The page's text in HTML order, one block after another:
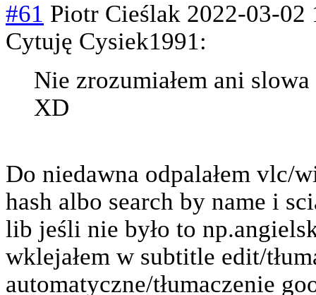
#61 Piotr Cieślak 2022-03-02
Cytuję Cysiek1991:
Nie zrozumiałem ani slowa
XD
Do niedawna odpalałem vlc/
hash albo search by name i
lib jeśli nie było to
wklejałem w subtitle edit/
automatyczne/tłumaczenie